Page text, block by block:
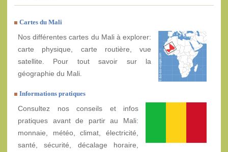
Cartes du Mali
Nos différentes cartes du Mali à explorer:
carte physique, carte routière, vue
satellite. Pour tout savoir sur la
géographie du Mali.
Informations pratiques
Consultez nos conseils et infos
pratiques avant de partir au Mali:
monnaie, météo, climat, électricité,
santé, sécurité, décalage horaire,